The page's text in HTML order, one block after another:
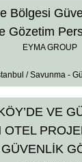
Bölgesi
Gözetim
EYMA GROUP
/ Savunma -
VE
OTEL